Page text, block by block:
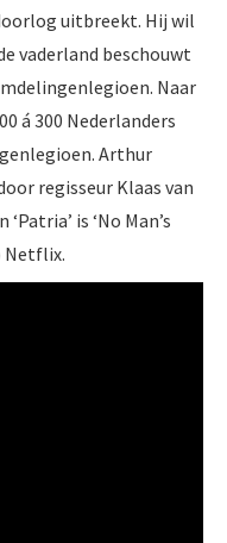
uitbreekt. Hij wil
vaderland beschouwt
Naar
á 300 Nederlanders
Arthur
regisseur Klaas van
is ‘No Man’s
Netflix.